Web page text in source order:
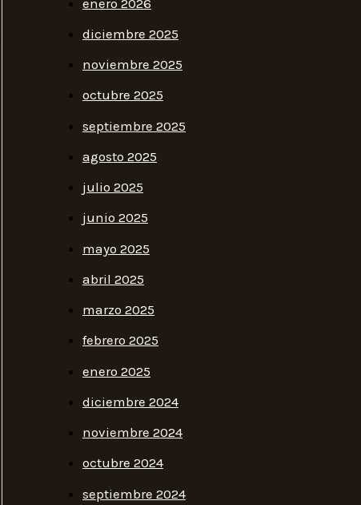
diciembre 2025
noviembre 2025
octubre 2025
septiembre 2025
agosto 2025
julio 2025
junio 2025
mayo 2025
abril 2025
marzo 2025
febrero 2025
enero 2025
diciembre 2024
noviembre 2024
octubre 2024
septiembre 2024